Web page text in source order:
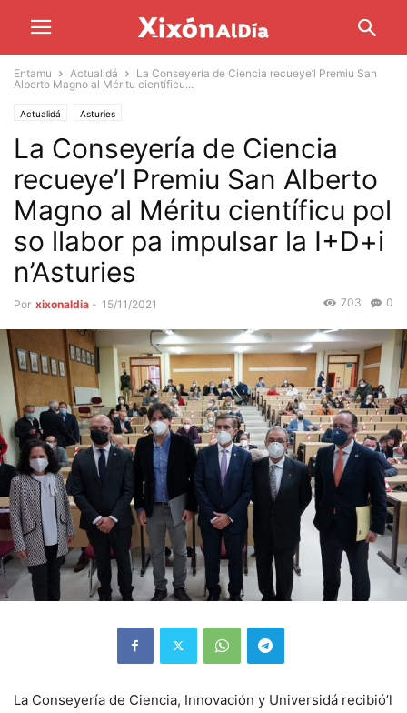
Entamu Actualidá
La Conseyería de Ciencia recueye’l Premiu San
Alberto Magno al Méritu científicu...
Actualidá Asturies
La Conseyería de Ciencia
recueye’l Premiu San Alberto
Magno al Méritu científicu pol
so llabor pa impulsar la I+D+i
n’Asturies
Por xixonaldia - 15/11/2021 0
703
La Conseyería de Ciencia, Innovación y Universidá recibió’l